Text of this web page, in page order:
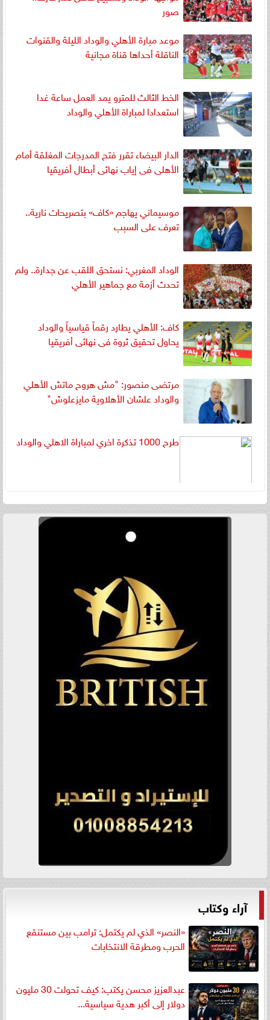
صور
موعد مبارة الأهلي والوداد الليلة والقنوات
الناقلة أحداها قناة مجانية
الخط الثالث للمترو يمد العمل ساعة غدا
استعدادا لمباراة الأهلي والوداد
الدار البيضاء تقرر فتح المدرجات المغلقة أمام
الأهلى فى إياب نهائى أبطال أفريقيا
موسيماني يهاجم «كاف» بتصريحات نارية..
تعرف على السبب
الوداد المغربي: نستحق اللقب عن جدارة.. ولم
تحدث أزمة مع جماهير الأهلي
كاف: الأهلي يطارد رقماً قياسياً والوداد
يحاول تحقيق ثروة فى نهائى أفريقيا
مرتضى منصور: "مش هروح ماتش الأهلي
والوداد علشان الأهلاوية مايزعلوش"
طرح 1000 تذكرة اخري لمباراة الاهلي والوداد
آراء وكتاب
«النصر» الذي لم يكتمل: ترامب بين مستنقع
الحرب ومطرقة الانتخابات
عبدالعزيز محسن يكتب: كيف تحولت 30 مليون
دولار إلى أكبر هدية سياسية...